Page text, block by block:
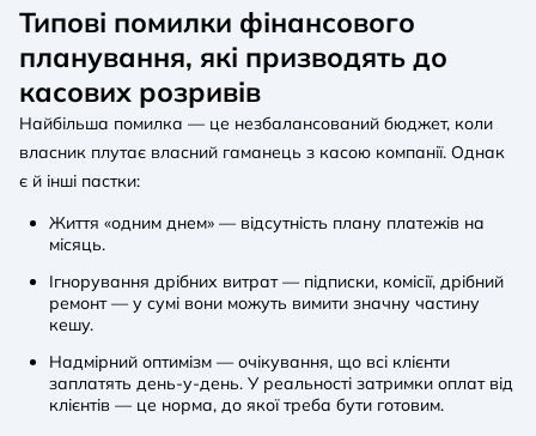
Типові помилки фінансового
планування, які призводять до
касових розривів
Найбільша помилка — це незбалансований бюджет, коли
власник плутає власний гаманець з касою компанії. Однак
є й інші пастки:
Життя «одним днем» — відсутність плану платежів на
місяць.
Ігнорування дрібних витрат — підписки, комісії, дрібний
ремонт — у сумі вони можуть вимити значну частину
кешу.
Надмірний оптимізм — очікування, що всі клієнти
заплатять день-у-день. У реальності затримки оплат від
клієнтів — це норма, до якої треба бути готовим.